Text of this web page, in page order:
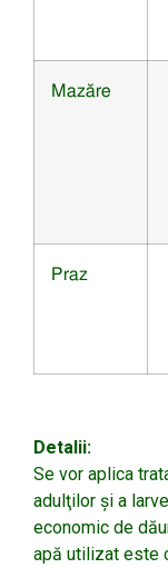
Mazăre
Praz
Detalii:
Se vor aplica
adulţilor şi a
economic de
apă utilizat este